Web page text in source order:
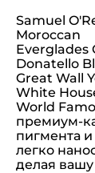
Samuel
Moroccan
Everglades
Donatello
Great Wall
White
World
премиум-
пигмента
легко
делая